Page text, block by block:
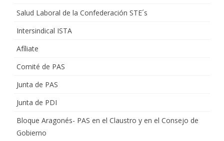
Salud Laboral de la Confederación STE´s
Intersindical ISTA
Afíliate
Comité de PAS
Junta de PAS
Junta de PDI
Bloque Aragonés- PAS en el Claustro y en el Consejo de
Gobierno